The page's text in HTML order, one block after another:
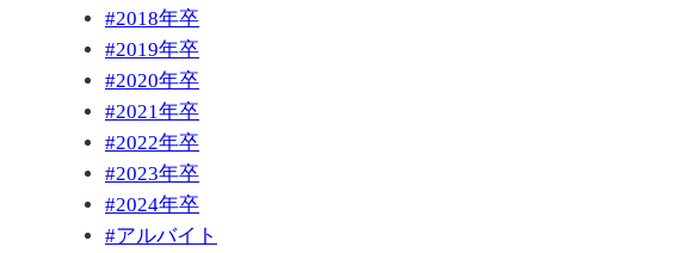
#2018年卒
#2019年卒
#2020年卒
#2021年卒
#2022年卒
#2023年卒
#2024年卒
#アルバイト